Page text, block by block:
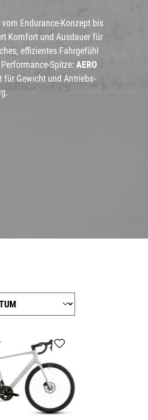
Endurance-Konzept bis
Komfort und Ausdauer für
effizientes Fahrgefühl
Spitze: AERO
für Gewicht und Antriebs-